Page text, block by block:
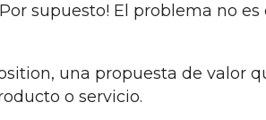
supuesto! El problema no es
una propuesta de valor
o servicio.